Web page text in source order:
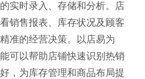
实时录入、存储和分析。店
销售报表、库存状况及顾客
准的经营决策。以店易为
可以帮助店铺快速识别热销
，为库存管理和商品布局提